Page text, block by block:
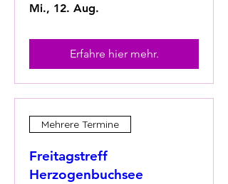
Mi., 12. Aug.
Erfahre hier mehr.
Mehrere Termine
Freitagstreff
Herzogenbuchsee